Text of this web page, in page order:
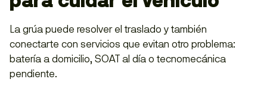
La grúa puede resolver el traslado y también
conectarte con servicios que evitan otro problema:
batería a domicilio, SOAT al día o tecnomecánica
pendiente.